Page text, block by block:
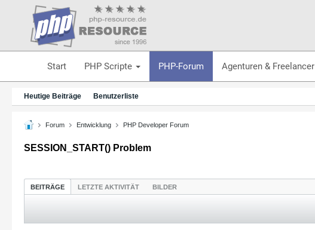
Start PHP Scripte PHP-Forum Agenturen & Freelancer
Heutige Beiträge Benutzerliste
Forum Entwicklung PHP Developer Forum
SESSION_START() Problem
BEITRÄGE LETZTE AKTIVITÄT BILDER